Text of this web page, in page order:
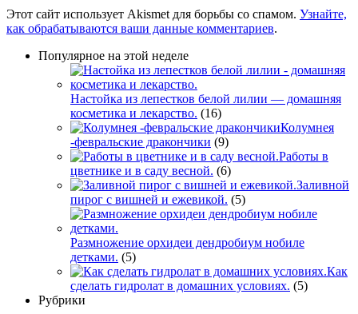
Этот сайт использует Akismet для борьбы со спамом. Узнайте,
как обрабатываются ваши данные комментариев.
Популярное на этой неделе
Настойка из лепестков белой лилии — домашняя
косметика и лекарство. (16)
Колумнея
-февральские дракончики (9)
Работы в
цветнике и в саду весной. (6)
Заливной
пирог с вишней и ежевикой. (5)
Размножение орхидеи дендробиум нобиле
детками. (5)
Как
сделать гидролат в домашних условиях. (5)
Рубрики